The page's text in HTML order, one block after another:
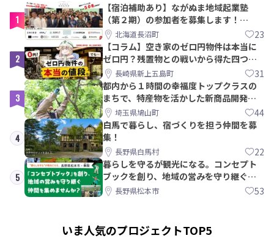
1
【宿泊補助あり】ながぬま地域起業塾
（第２期）の参加者を募集します！
【8/21〆】
北海道長沼町 23
2
【コラム】空き家のゼロ円物件は本当に
ゼロ円？残置物との戦いから得た四つの
教訓｜新上五島町
長崎県新上五島町 31
3
都内から１時間の幸福度トップクラスの
まちで、特産物を活かした新商品開発＆
PRメンバー募集！
埼玉県鳩山町 44
4
白馬で暮らし、宿づくりを担う仲間を募
集！
長野県白馬村 22
5
暮らしを守るが観光になる。コンセプト
ブックを創り、地域の営みを守り継ぐ仲
間を集めませんか？
長野県松本市 53
いま人気のプロジェクトTOP5